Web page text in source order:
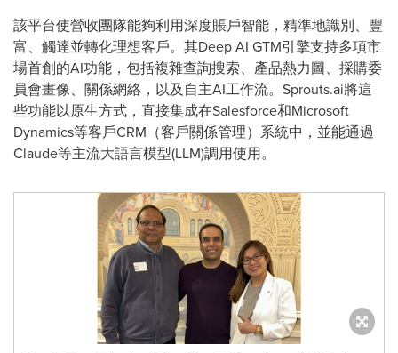
該平台使營收團隊能夠利用深度賬戶智能，精準地識別、豐
富、觸達並轉化理想客戶。其Deep AI GTM引擎支持多項市
場首創的AI功能，包括複雜查詢搜索、產品熱力圖、採購委
員會畫像、關係網絡，以及自主AI工作流。Sprouts.ai將這
些功能以原生方式，直接集成在Salesforce和Microsoft
Dynamics等客戶CRM（客戶關係管理）系統中，並能通過
Claude等主流大語言模型(LLM)調用使用。